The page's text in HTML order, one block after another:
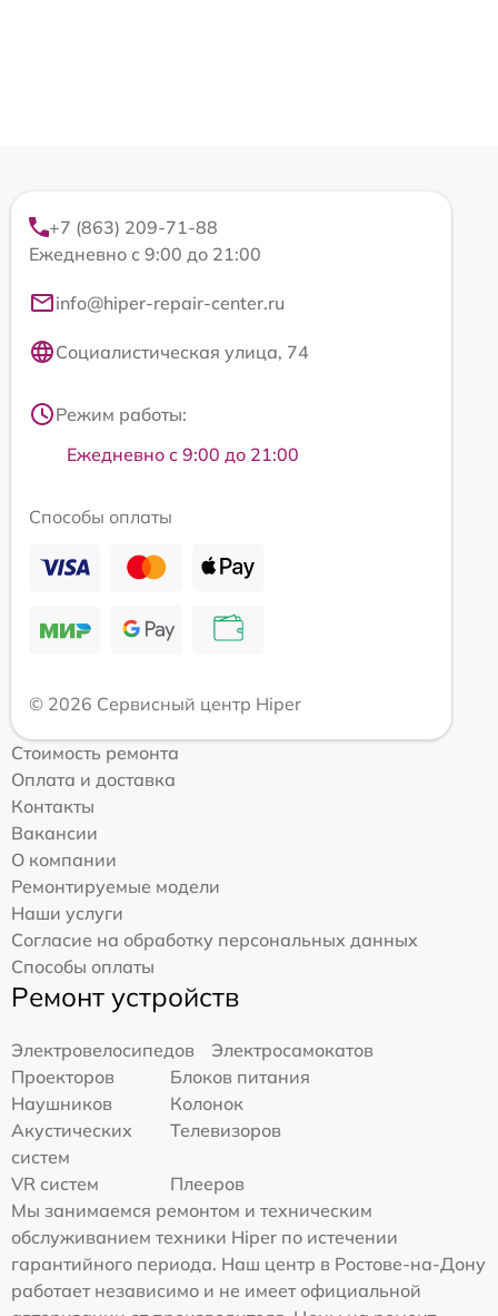
+7 (863) 209-71-88
Ежедневно с 9:00 до 21:00
info@hiper-repair-center.ru
Социалистическая улица, 74
Режим работы:
Ежедневно с 9:00 до 21:00
Способы оплаты
© 2026 Сервисный центр Hiper
Стоимость ремонта
Оплата и доставка
Контакты
Вакансии
О компании
Ремонтируемые модели
Наши услуги
Согласие на обработку персональных данных
Способы оплаты
Ремонт устройств
Электровелосипедов
Электросамокатов
Проекторов
Блоков питания
Наушников
Колонок
Акустических
систем
Телевизоров
VR систем
Плееров
Мы занимаемся ремонтом и техническим
обслуживанием техники Hiper по истечении
гарантийного периода. Наш центр в Ростове-на-Дону
работает независимо и не имеет официальной